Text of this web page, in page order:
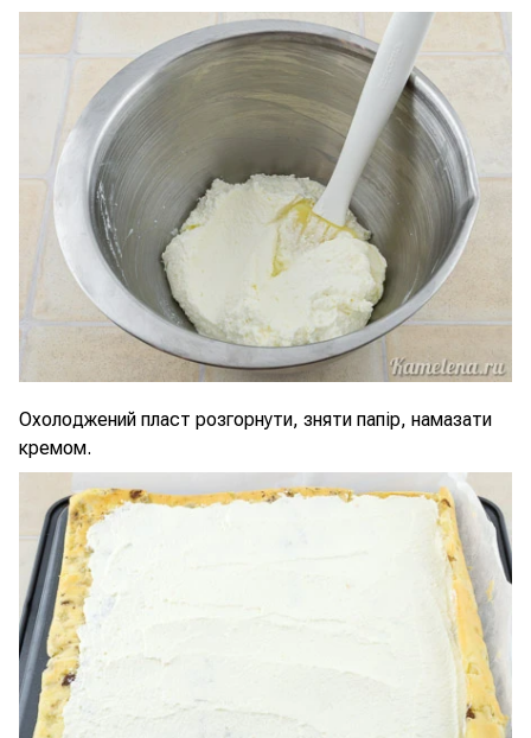
Охолоджений пласт розгорнути, зняти папір, намазати
кремом.